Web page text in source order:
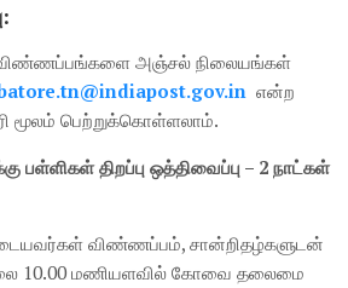
அஞ்சல் நிலையங்கள்
in என்ற
மூலம் பெற்றுக்கொள்ளலாம்.
பள்ளிகள் திறப்பு ஒத்திவைப்பு – 2 நாட்கள்
விண்ணப்பம், சான்றிதழ்களுடன்
10.00 மணியளவில் கோவை தலைமை